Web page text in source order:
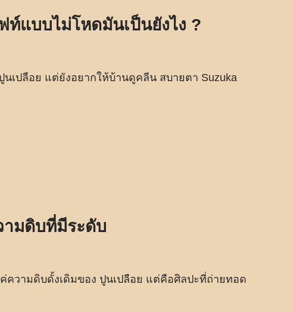
ท์แบบไม่โหดมันเป็นยังไง ?
เปลือย แต่ยังอยากให้บ้านดูคลีน สบายตา Suzuka
ามดิบที่มีระดับ
วามดิบดั้งเดิมของ ปูนเปลือย แต่คือศิลปะที่ถ่ายทอด